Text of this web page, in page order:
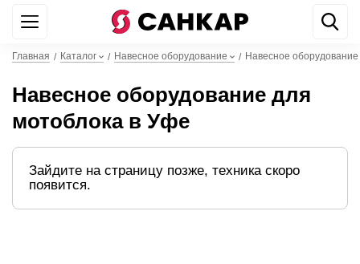
Главная / Каталог / Навесное оборудование / Навесное
Навесное оборудование для
мотоблока в Уфе
Зайдите на страницу позже, техника скоро
появится.
WhatsApp +7 499 842 22 44